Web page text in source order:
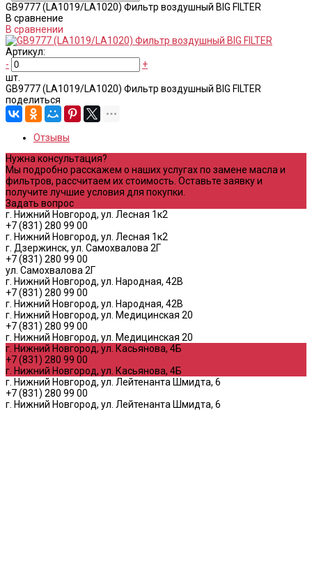
GB9777 (LA1019/LA1020) Фильтр воздушный BIG FILTER
В сравнение
В сравнении
Артикул:
-
+
шт.
GB9777 (LA1019/LA1020) Фильтр воздушный BIG FILTER
поделиться
Отзывы
Нужна консультация?
Мы подробно расскажем о наших услугах по замене масла и
фильтров, рассчитаем их стоимость. Оставьте заявку и
получите лучшие условия для покупки.
Задать вопрос
г. Нижний Новгород, ул. Лесная 1к2
+7 (831) 280 99 00
г. Нижний Новгород, ул. Лесная 1к2
г. Дзержинск, ул. Самохвалова 2Г
+7 (831) 280 99 00
ул. Самохвалова 2Г
г. Нижний Новгород, ул. Народная, 42В
+7 (831) 280 99 00
г. Нижний Новгород, ул. Народная, 42В
г. Нижний Новгород, ул. Медицинская 20
+7 (831) 280 99 00
г. Нижний Новгород, ул. Медицинская 20
г. Нижний Новгород, ул. Касьянова, 4Б
+7 (831) 280 99 00
г. Нижний Новгород, ул. Касьянова, 4Б
г. Нижний Новгород, ул. Лейтенанта Шмидта, 6
+7 (831) 280 99 00
г. Нижний Новгород, ул. Лейтенанта Шмидта, 6